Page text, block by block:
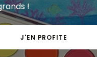
!
J'EN PROFITE